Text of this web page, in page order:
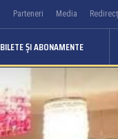
Parteneri Media
BILETE ȘI ABONAMENTE